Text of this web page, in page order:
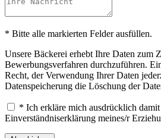
* Bitte alle markierten Felder ausfüllen.
Unsere Bäckerei erhebt Ihre Daten zum
Bewerbungsverfahren durchzuführen.
Recht, der Verwendung Ihrer Daten
Datenspeicherung die Löschung der
* Ich erkläre mich ausdrücklich
Einverständniserklärung meines/r